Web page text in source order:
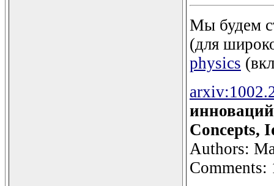
Мы будем
(для
physics
Concepts,
Authors:
Comments: